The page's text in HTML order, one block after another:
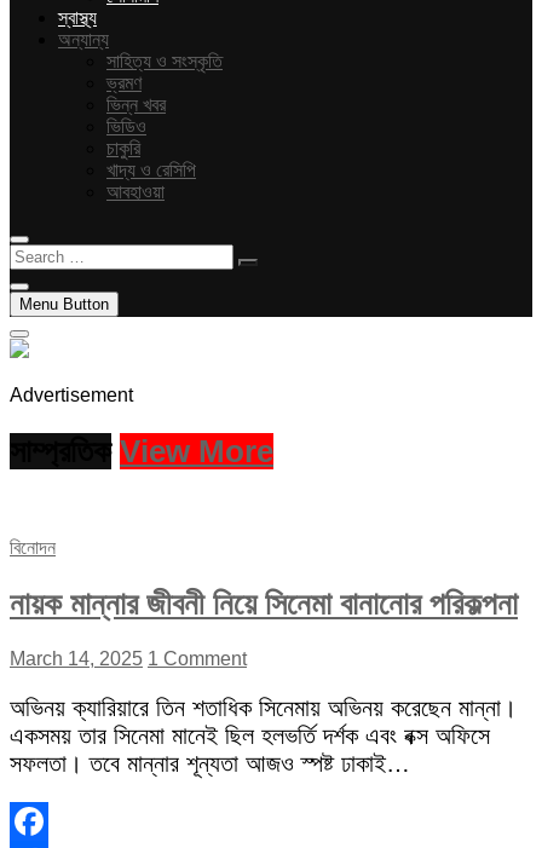
স্বাস্থ্য
অন্যান্য
সাহিত্য ও সংস্কৃতি
ভ্রমণ
ভিন্ন খবর
ভিডিও
চাকুরি
খাদ্য ও রেসিপি
আবহাওয়া
Search
…
Menu Button
Advertisement
View More
বিনোদন
নায়ক মান্নার জীবনী নিয়ে সিনেমা বানানোর পরিকল্পনা
March 14, 2025 1 Comment
অভিনয় ক্যারিয়ারে তিন শতাধিক সিনেমায় অভিনয় করেছেন মান্না।
একসময় তার সিনেমা মানেই ছিল হলভর্তি দর্শক এবং বক্স অফিসে
সফলতা। তবে মান্নার শূন্যতা আজও স্পষ্ট ঢাকাই…